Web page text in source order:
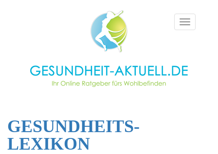
Toggle
navigation
GESUNDHEITS­
LEXIKON